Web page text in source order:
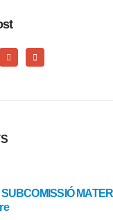
SUBCOMISSIÓ